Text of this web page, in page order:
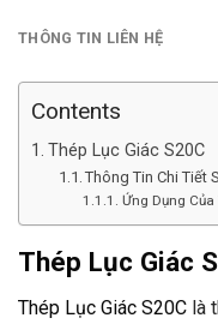
THÔNG TIN LIÊN HỆ
Contents
Thép Lục Giác S20C
Thông Tin Chi Tiết
Ứng Dụng Của
Thép Lục Giác
Thép Lục Giác S20C là